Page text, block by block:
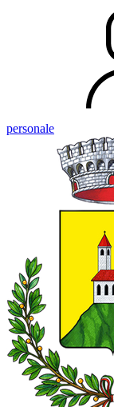
personale